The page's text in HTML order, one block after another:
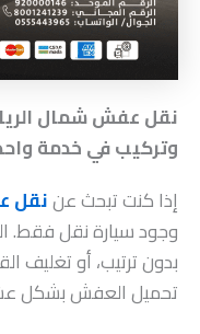
نقل عفش شمال
وتركيب في خدمة
إذا كنت تبحث عننقل
وجود سيارة نقل فقط.
بدون ترتيب، أو تغليف
تحميل العفش بشكل